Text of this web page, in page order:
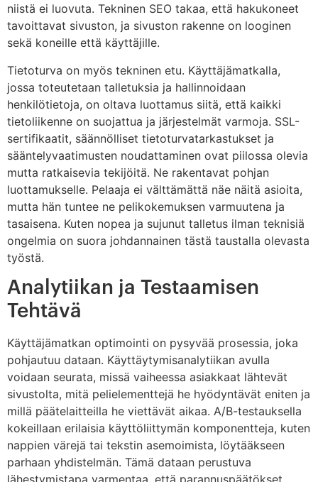
niistä ei luovuta. Tekninen SEO takaa, että hakukoneet
tavoittavat sivuston, ja sivuston rakenne on looginen
sekä koneille että käyttäjille.
Tietoturva on myös tekninen etu. Käyttäjämatkalla,
jossa toteutetaan talletuksia ja hallinnoidaan
henkilötietoja, on oltava luottamus siitä, että kaikki
tietoliikenne on suojattua ja järjestelmät varmoja. SSL-
sertifikaatit, säännölliset tietoturvatarkastukset ja
sääntelyvaatimusten noudattaminen ovat piilossa olevia
mutta ratkaisevia tekijöitä. Ne rakentavat pohjan
luottamukselle. Pelaaja ei välttämättä näe näitä asioita,
mutta hän tuntee ne pelikokemuksen varmuutena ja
tasaisena. Kuten nopea ja sujunut talletus ilman teknisiä
ongelmia on suora johdannainen tästä taustalla olevasta
työstä.
Analytiikan ja Testaamisen
Tehtävä
Käyttäjämatkan optimointi on pysyvää prosessia, joka
pohjautuu dataan. Käyttäytymisanalytiikan avulla
voidaan seurata, missä vaiheessa asiakkaat lähtevät
sivustolta, mitä pelielementtejä he hyödyntävät eniten ja
millä päätelaitteilla he viettävät aikaa. A/B-testauksella
kokeillaan erilaisia käyttöliittymän komponentteja, kuten
nappien värejä tai tekstin asemoimista, löytääkseen
parhaan yhdistelmän. Tämä dataan perustuva